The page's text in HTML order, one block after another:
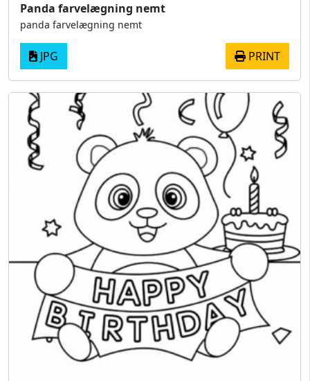
Panda farvelægning nemt
panda farvelægning nemt
JPG PRINT